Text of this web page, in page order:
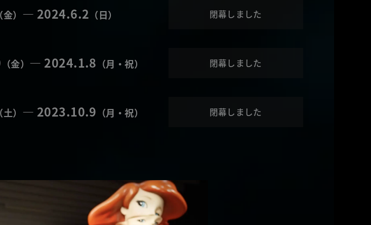
FAQ よくあるご質問
（金） ― 2024.6.2 （日） 閉幕しました
（金） ― 2024.1.8 （月・祝） 閉幕しました
（土） ― 2023.10.9 （月・祝） 閉幕しました